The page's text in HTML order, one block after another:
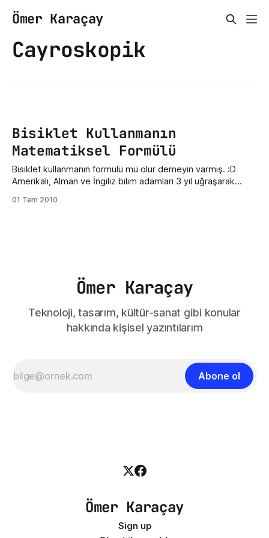
Ömer Karaçay
Cayroskopik
Bisiklet Kullanmanın
Matematiksel Formülü
Bisiklet kullanmanın formülü mü olur demeyin varmış. :D
Amerikalı, Alman ve İngiliz bilim adamları 3 yıl uğraşarak
ederek binen olacağını sanmıyorum ama formülü vereyim.
01 Tem 2010
Ömer Karaçay
Teknoloji, tasarım, kültür-sanat gibi konular
hakkında kişisel yazıntılarım
Abone ol
Ömer Karaçay
Sign up